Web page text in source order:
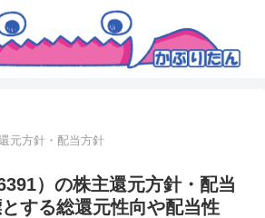
元方針・配当方針
）の株主還元方針・配当
する総還元性向や配当性